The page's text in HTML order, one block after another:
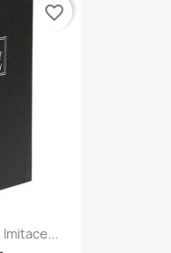
favorite_border